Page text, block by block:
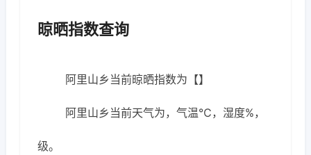
晾晒指数查询
阿里山乡当前晾晒指数为【】
阿里山乡当前天气为，气温℃，湿度%，
级。